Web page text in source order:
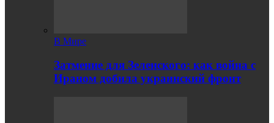
В Мире
Затмение для Зеленского: как война с
Ираном добила украинский фронт